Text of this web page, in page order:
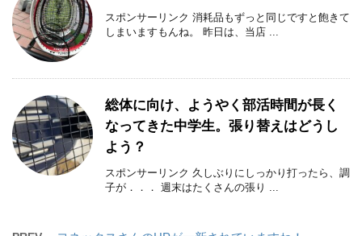
スポンサーリンク 消耗品もずっと同じですと飽きて
しまいますもんね。 昨日は、当店 ...
総体に向け、ようやく部活時間が長く
なってきた中学生。張り替えはどうし
よう？
スポンサーリンク 久しぶりにしっかり打ったら、調
子が．．． 週末はたくさんの張り ...